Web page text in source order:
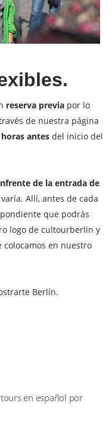
reserva previa por lo
de nuestra página
antes del inicio del
de la entrada de
varía. Allí, antes de cada
que podrás
logo de cultourberlin y
colocamos en nuestro
Berlín.
tours en español por